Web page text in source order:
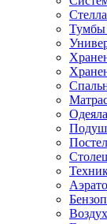
Тумбы
Одеяла